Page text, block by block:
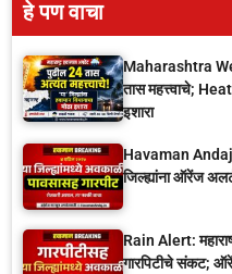
हे पण वाचा
Maharashtra
तास महत्त्वाचे;
इशारा
Havaman Andaj
जिल्ह्यांना ऑरेंज
Rain Alert:
गारपिटीचे संकट;